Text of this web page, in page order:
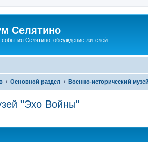
Селятино
события Селятино, обсуждение жителей
Основной раздел Военно-исторический
"Эхо Войны"